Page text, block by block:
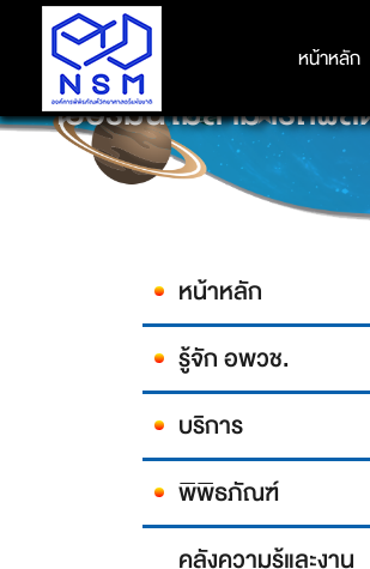
หน้าหลัก
หน้าหลัก
เยอรมนีไม่สามารถผ
หน้าหลัก
รู้จัก อพวช.
บริการ
พิพิธภัณฑ์
คลังความรู้และงาน